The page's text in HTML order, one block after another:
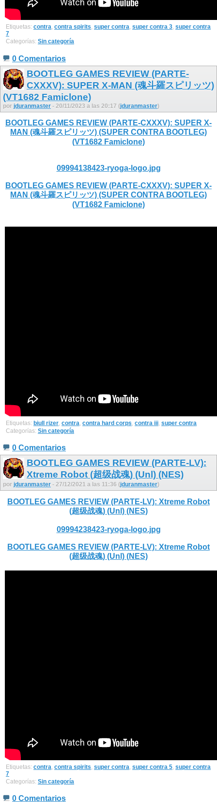
Etiquetas: contra, contra spirits, super contra, super contra 3, super contra
7
Categorías: Sin categoría
0 Comentarios
BOOTLEG GAMES REVIEW (PARTE-
CXXXV): SUPER X-MAN (魂斗羅スピリッツ)
(VT1682 Famiclone)
por jduranmaster - 20/11/2023 a las 20:17 (jduranmaster)
BOOTLEG GAMES REVIEW (PARTE-CXXXV): SUPER X-
MAN (魂斗羅スピリッツ) (SUPER CONTRA BOOTLEG)
(VT1682 Famiclone)
09994138423-ryoga-logo.jpg
BOOTLEG GAMES REVIEW (PARTE-CXXXV): SUPER X-
MAN (魂斗羅スピリッツ) (SUPER CONTRA BOOTLEG)
(VT1682 Famiclone)
Etiquetas: biull rizer, contra, contra hard corps, contra iii, super contra
Categorías: Sin categoría
0 Comentarios
BOOTLEG GAMES REVIEW (PARTE-LV):
Xtreme Robot (超级战魂) (Unl) (NES)
por jduranmaster - 27/12/2021 a las 11:36 (jduranmaster)
BOOTLEG GAMES REVIEW (PARTE-LV): Xtreme Robot
(超级战魂) (Unl) (NES)
09994238423-ryoga-logo.jpg
BOOTLEG GAMES REVIEW (PARTE-LV): Xtreme Robot
(超级战魂) (Unl) (NES)
Etiquetas: contra contra spirits super contra super contra 5 super contra
7
Categorías: Sin categoría
0 Comentarios